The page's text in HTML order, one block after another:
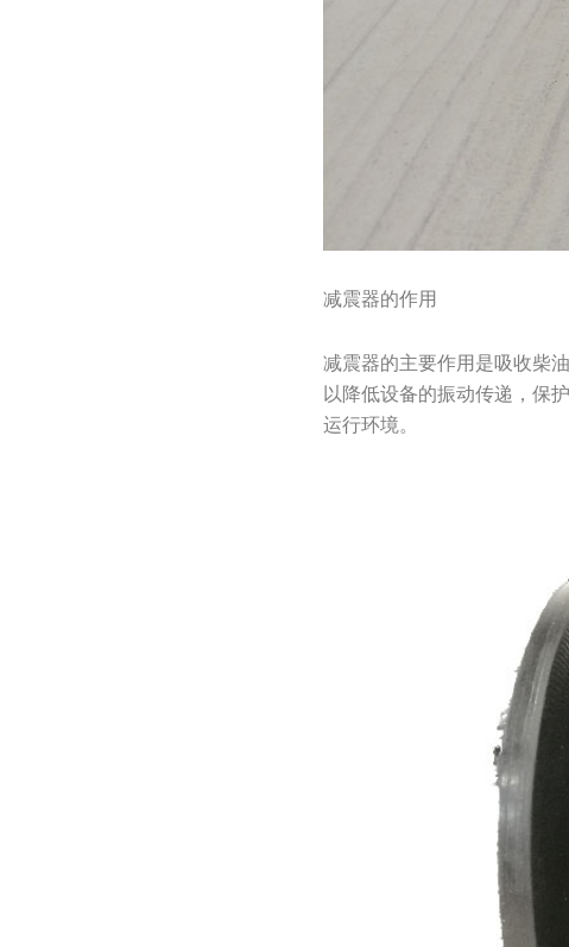
减震器的作用
减震器的主要作用是吸收柴
以降低设备的振动传递，保
运行环境。